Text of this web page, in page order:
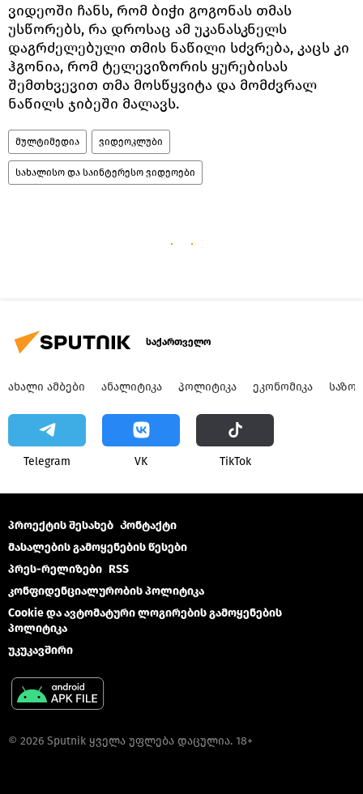
ვიდეოში ჩანს, რომ ბიჭი გოგონას თმას
უსწორებს, რა დროსაც ამ უკანასკნელს
დაგრძელებული თმის ნაწილი სძვრება, კაცს კი
ჰგონია, რომ ტელევიზორის ყურებისას
შემთხვევით თმა მოსწყვიტა და მომძვრალ
ნაწილს ჯიბეში მალავს.
მულტიმედია ვიდეოკლუბი
სახალისო და საინტერესო ვიდეოები
საქართველო
ᲐᲮᲐᲚᲘ ᲐᲛᲑᲔᲑᲘ ᲐᲜᲐᲚᲘᲢᲘᲙᲐ ᲞᲝᲚᲘᲢᲘᲙᲐ ᲔᲙᲝᲜᲝᲛᲘᲙᲐ
Telegram VK ТikТоk
პროექტის შესახებ Კონტაქტი
მასალების გამოყენების წესები
პრეს-რელიზები RSS
კონფიდენციალურობის პოლიტიკა
Cookie და ავტომატური ლოგირების გამოყენების
პოლიტიკა
უკუკავშირი
© 2026 Sputnik ყველა უფლება დაცულია. 18+